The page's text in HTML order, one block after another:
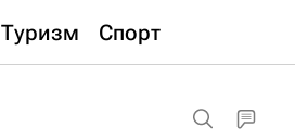
Туризм Спорт